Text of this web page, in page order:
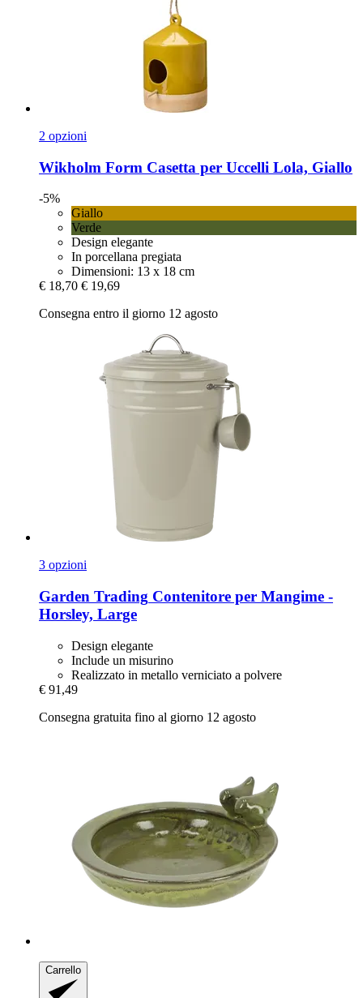
2 opzioni
Wikholm Form Casetta per Uccelli Lola, Giallo
-5%
Giallo
Verde
Design elegante
In porcellana pregiata
Dimensioni: 13 x 18 cm
€ 18,70 € 19,69
Consegna entro il giorno 12 agosto
3 opzioni
Garden Trading Contenitore per Mangime -​
Horsley, Large
Design elegante
Include un misurino
Realizzato in metallo verniciato a polvere
€ 91,49
Consegna gratuita fino al giorno 12 agosto
Carrello